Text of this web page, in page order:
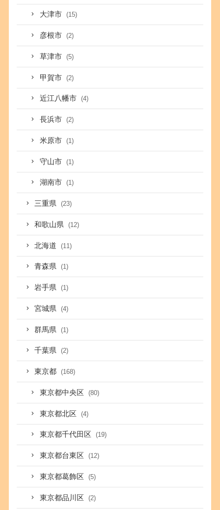
大津市 (15)
彦根市 (2)
草津市 (5)
甲賀市 (2)
近江八幡市 (4)
長浜市 (2)
米原市 (1)
守山市 (1)
湖南市 (1)
三重県 (23)
和歌山県 (12)
北海道 (11)
青森県 (1)
岩手県 (1)
宮城県 (4)
群馬県 (1)
千葉県 (2)
東京都 (168)
東京都中央区 (80)
東京都北区 (4)
東京都千代田区 (19)
東京都台東区 (12)
東京都葛飾区 (5)
東京都品川区 (2)